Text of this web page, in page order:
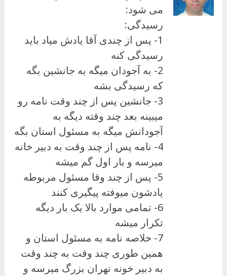
می شود:
رسیدگی:
1- پس از چندی آقا یادش میاد باید
رسیدگی کنه
2- به آجودان میگه به جانشین بگه
که رسیدگی بشه
3- جانشین پس از چند وقت نامه رو
میبینه بعد چند وقته دیگه به
آجودانش میگه به مسئول استان بگه
4- نامه پس از چند وقت به دبیر خانه
میرسه و بار اول گم میشه
5- پس از چند وقا مسئول مربوطه
یادشون میوفته پیگیری کنند
6- تمامی موارد بالا یک بار دیگه
تکرار میشه
7- خلاصه نامه به مسئول استان و
همین طوری چند وقت به چند وقت
به دبیر خونه تهران بزرگ میرسه و